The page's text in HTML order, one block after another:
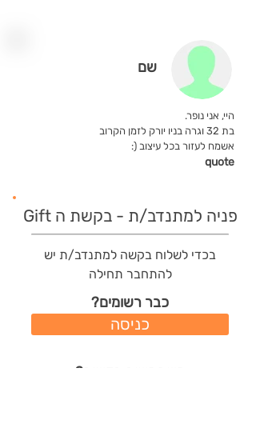
שם
היי, אני נופר.
בת 32 וגרה בניו יורק לזמן הקרוב
אשמח לעזור בכל עיצוב (:
quote
פניה למתנדב/ת - בקשת ה Gift
בכדי לשלוח בקשה למתנדב/ת יש
להתחבר תחילה
כבר רשומים?
כניסה
משתמשים חדשים?